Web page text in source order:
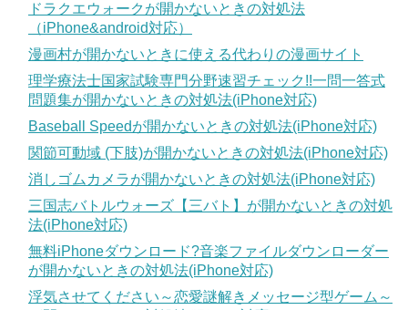
ドラクエウォークが開かないときの対処法
（iPhone&android対応）
漫画村が開かないときに使える代わりの漫画サイト
理学療法士国家試験専門分野速習チェック!!一問一答式
問題集が開かないときの対処法(iPhone対応)
Baseball Speedが開かないときの対処法(iPhone対応)
関節可動域 (下肢)が開かないときの対処法(iPhone対応)
消しゴムカメラが開かないときの対処法(iPhone対応)
三国志バトルウォーズ【三バト】が開かないときの対処
法(iPhone対応)
無料iPhoneダウンロード?音楽ファイルダウンローダー
が開かないときの対処法(iPhone対応)
浮気させてください～恋愛謎解きメッセージ型ゲーム～